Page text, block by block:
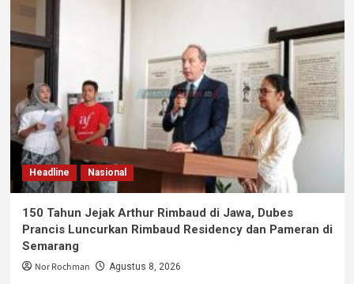
Headline Nasional
150 Tahun Jejak Arthur Rimbaud di Jawa, Dubes
Prancis Luncurkan Rimbaud Residency dan Pameran di
Semarang
Nor Rochman Agustus 8, 2026